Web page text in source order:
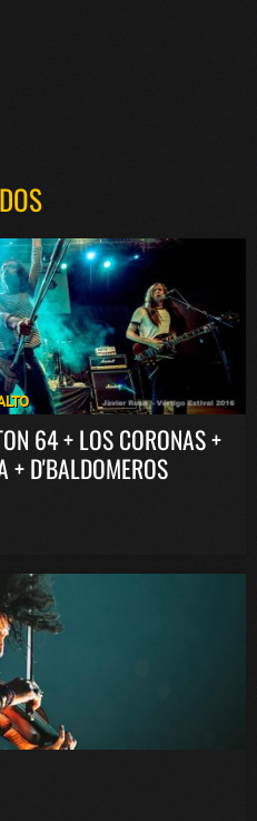
64 + LOS CORONAS +
+ D'BALDOMEROS